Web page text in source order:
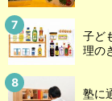
子ど
理の
塾に